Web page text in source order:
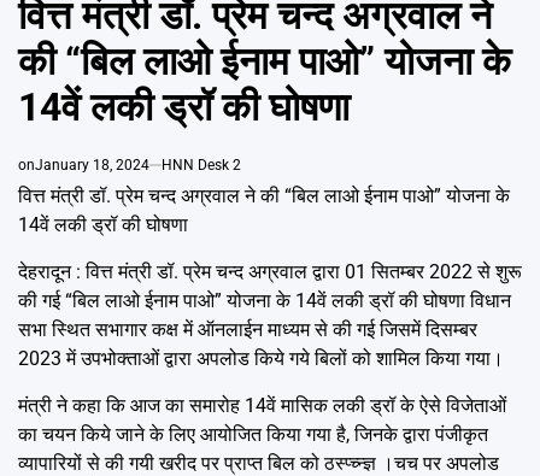
वित्त मंत्री डॉ. प्रेम चन्द अग्रवाल ने
की “बिल लाओ ईनाम पाओ” योजना के
14वें लकी ड्रॉ की घोषणा
onJanuary 18, 2024 HNN Desk 2
वित्त मंत्री डॉ. प्रेम चन्द अग्रवाल ने की “बिल लाओ ईनाम पाओ” योजना के
14वें लकी ड्रॉ की घोषणा
देहरादून : वित्त मंत्री डॉ. प्रेम चन्द अग्रवाल द्वारा 01 सितम्बर 2022 से शुरू
की गई “बिल लाओ ईनाम पाओ” योजना के 14वें लकी ड्रॉ की घोषणा विधान
सभा स्थित सभागार कक्ष में ऑनलाईन माध्यम से की गई जिसमें दिसम्बर
2023 में उपभोक्ताओं द्वारा अपलोड किये गये बिलों को शामिल किया गया।
मंत्री ने कहा कि आज का समारोह 14वें मासिक लकी ड्रॉ के ऐसे विजेताओं
का चयन किये जाने के लिए आयोजित किया गया है, जिनके द्वारा पंजीकृत
व्यापारियों से की गयी खरीद पर प्राप्त बिल को ठस्प्च्न्ज्ञ ।चच पर अपलोड